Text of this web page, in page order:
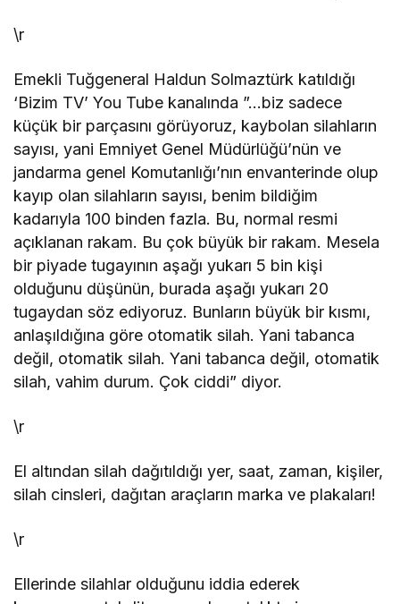
\r
Emekli Tuğgeneral Haldun Solmaztürk katıldığı
‘Bizim TV’ You Tube kanalında ”…biz sadece
küçük bir parçasını görüyoruz, kaybolan silahların
sayısı, yani Emniyet Genel Müdürlüğü’nün ve
jandarma genel Komutanlığı’nın envanterinde olup
kayıp olan silahların sayısı, benim bildiğim
kadarıyla 100 binden fazla. Bu, normal resmi
açıklanan rakam. Bu çok büyük bir rakam. Mesela
bir piyade tugayının aşağı yukarı 5 bin kişi
olduğunu düşünün, burada aşağı yukarı 20
tugaydan söz ediyoruz. Bunların büyük bir kısmı,
anlaşıldığına göre otomatik silah. Yani tabanca
değil, otomatik silah. Yani tabanca değil, otomatik
silah, vahim durum. Çok ciddi” diyor.
\r
El altından silah dağıtıldığı yer, saat, zaman, kişiler,
silah cinsleri, dağıtan araçların marka ve plakaları!
\r
Ellerinde silahlar olduğunu iddia ederek